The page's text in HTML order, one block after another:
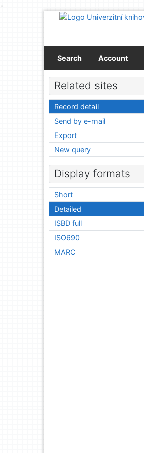
-
Go to content
Search Account
Related sites
Record detail
Send by e-mail
Export
New query
Display formats
Short
Detailed
ISBD full
ISO690
MARC